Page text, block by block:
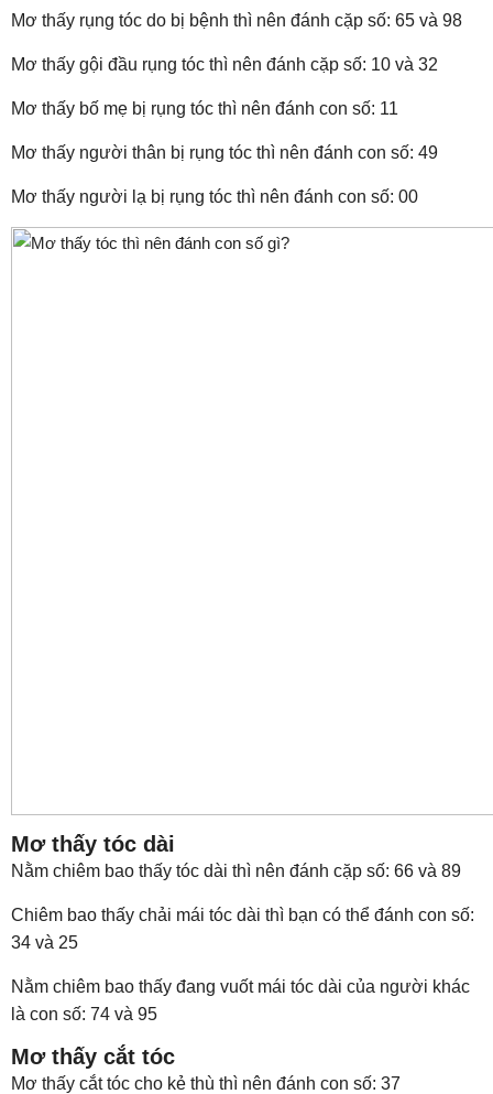
Mơ thấy rụng tóc do bị bệnh thì nên đánh cặp số: 65 và 98
Mơ thấy gội đầu rụng tóc thì nên đánh cặp số: 10 và 32
Mơ thấy bố mẹ bị rụng tóc thì nên đánh con số: 11
Mơ thấy người thân bị rụng tóc thì nên đánh con số: 49
Mơ thấy người lạ bị rụng tóc thì nên đánh con số: 00
Mơ thấy tóc dài
Nằm chiêm bao thấy tóc dài thì nên đánh cặp số: 66 và 89
Chiêm bao thấy chải mái tóc dài thì bạn có thể đánh con số:
34 và 25
Nằm chiêm bao thấy đang vuốt mái tóc dài của người khác
là con số: 74 và 95
Mơ thấy cắt tóc
Mơ thấy cắt tóc cho kẻ thù thì nên đánh con số: 37